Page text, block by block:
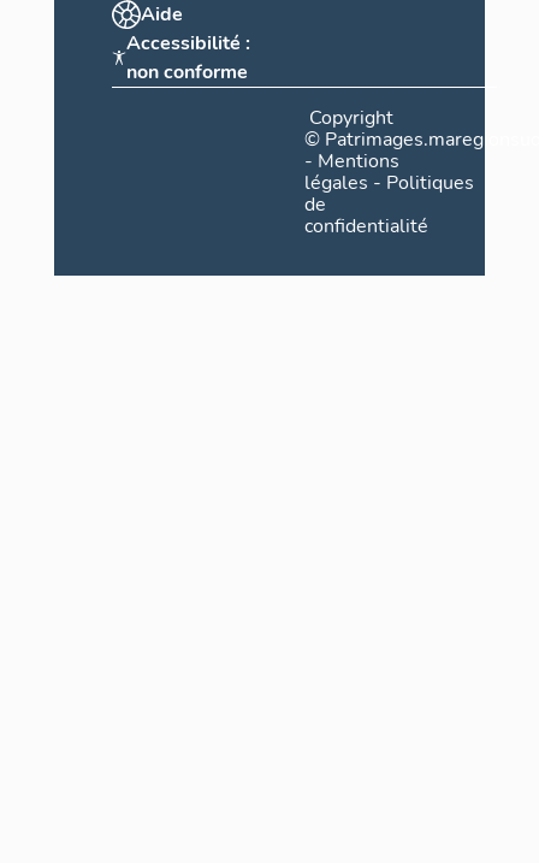
Aide
Accessibilité :
non conforme
Copyright
©
- Mentions
légales - Politiques
de
confidentialité